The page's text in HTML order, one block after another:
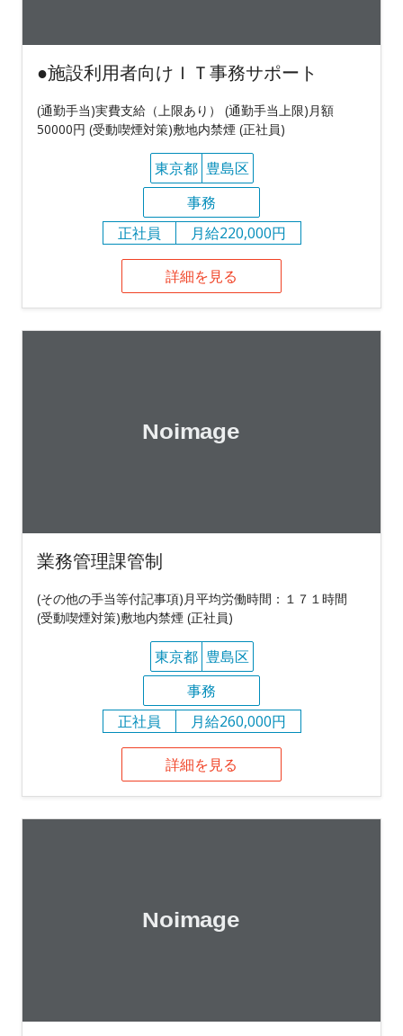
●施設利用者向けＩＴ事務サポート
(通勤手当)実費支給（上限あり） (通勤手当上限)月額
50000円 (受動喫煙対策)敷地内禁煙 (正社員)
東京都 豊島区
事務
正社員
月給220,000円
詳細を見る
業務管理課管制
(その他の手当等付記事項)月平均労働時間：１７１時間
(受動喫煙対策)敷地内禁煙 (正社員)
東京都 豊島区
事務
正社員
月給260,000円
詳細を見る